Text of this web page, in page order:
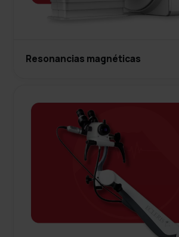
Resonancias magnéticas